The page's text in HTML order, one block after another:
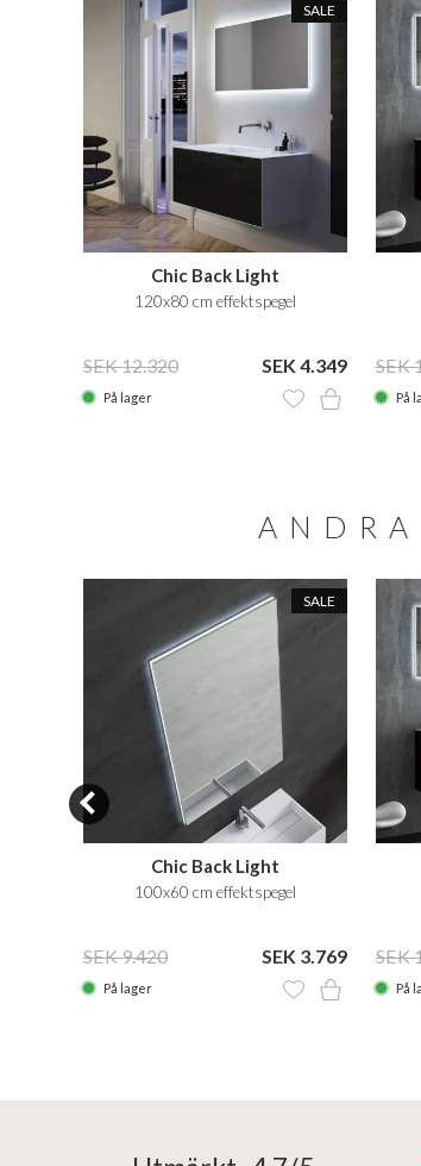
SALE
Chic Back Light
120x80 cm effektspegel
SEK 12.320 SEK 4.349
På lager
SEK
På
SALE
Chic Back Light
100x60 cm effektspegel
SEK 9.420 SEK 3.769
På lager
SEK
På
30/03/2025